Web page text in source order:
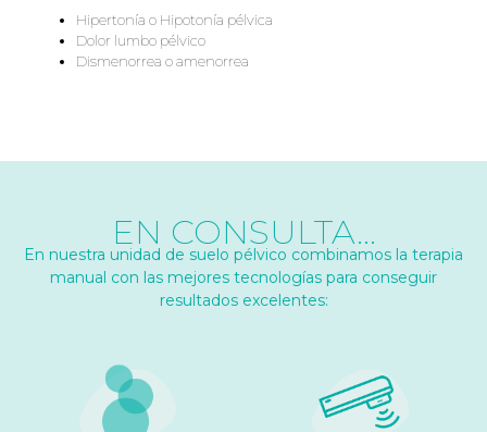
Hipertonía o Hipotonía pélvica
Dolor lumbo pélvico
Dismenorrea o amenorrea
EN CONSULTA…
En nuestra unidad de suelo pélvico combinamos la terapia
manual con las mejores tecnologías para conseguir
resultados excelentes: